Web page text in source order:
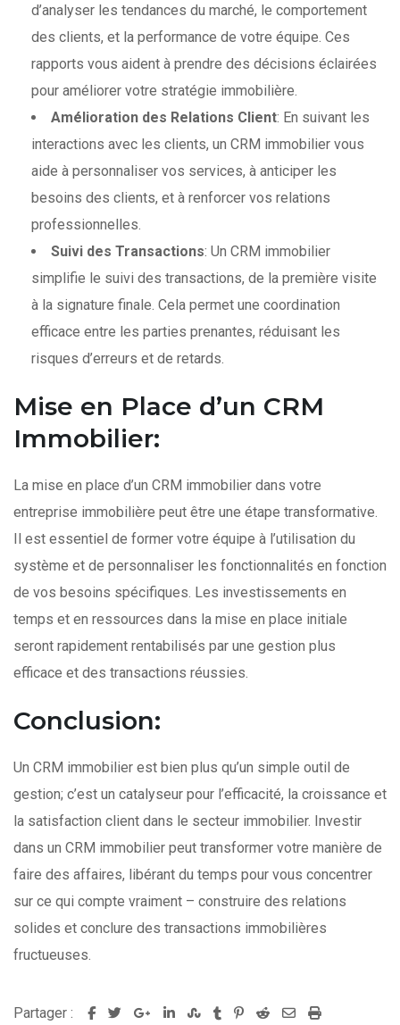
d’analyser les tendances du marché, le comportement
des clients, et la performance de votre équipe. Ces
rapports vous aident à prendre des décisions éclairées
pour améliorer votre stratégie immobilière.
Amélioration des Relations Client: En suivant les
interactions avec les clients, un CRM immobilier vous
aide à personnaliser vos services, à anticiper les
besoins des clients, et à renforcer vos relations
professionnelles.
Suivi des Transactions: Un CRM immobilier
simplifie le suivi des transactions, de la première visite
à la signature finale. Cela permet une coordination
efficace entre les parties prenantes, réduisant les
risques d’erreurs et de retards.
Mise en Place d’un CRM
Immobilier:
La mise en place d’un CRM immobilier dans votre
entreprise immobilière peut être une étape transformative.
Il est essentiel de former votre équipe à l’utilisation du
système et de personnaliser les fonctionnalités en fonction
de vos besoins spécifiques. Les investissements en
temps et en ressources dans la mise en place initiale
seront rapidement rentabilisés par une gestion plus
efficace et des transactions réussies.
Conclusion:
Un CRM immobilier est bien plus qu’un simple outil de
gestion; c’est un catalyseur pour l’efficacité, la croissance et
la satisfaction client dans le secteur immobilier. Investir
dans un CRM immobilier peut transformer votre manière de
faire des affaires, libérant du temps pour vous concentrer
sur ce qui compte vraiment – construire des relations
solides et conclure des transactions immobilières
fructueuses.
Partager :